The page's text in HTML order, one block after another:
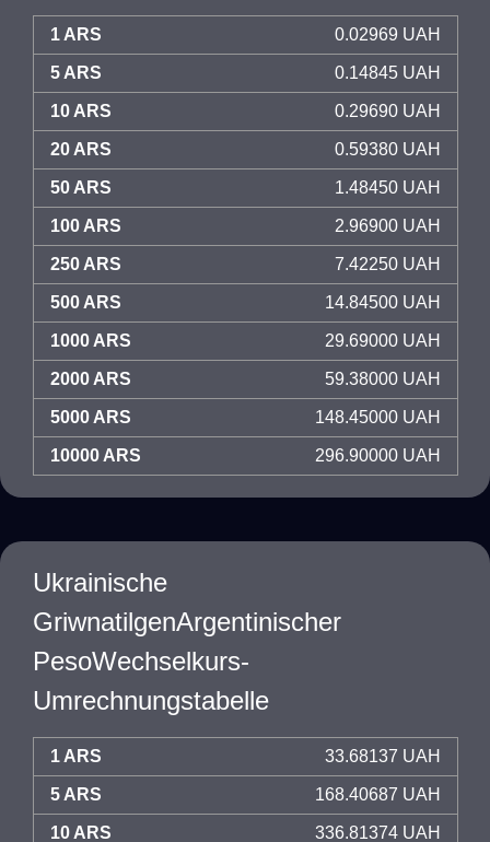
1 ARS 0.02969 UAH
5 ARS 0.14845 UAH
10 ARS 0.29690 UAH
20 ARS 0.59380 UAH
50 ARS 1.48450 UAH
100 ARS 2.96900 UAH
250 ARS 7.42250 UAH
500 ARS 14.84500 UAH
1000 ARS 29.69000 UAH
2000 ARS 59.38000 UAH
5000 ARS 148.45000 UAH
10000 ARS 296.90000 UAH
Ukrainische
GriwnatilgenArgentinischer
PesoWechselkurs-
Umrechnungstabelle
1 ARS 33.68137 UAH
5 ARS 168.40687 UAH
10 ARS 336.81374 UAH